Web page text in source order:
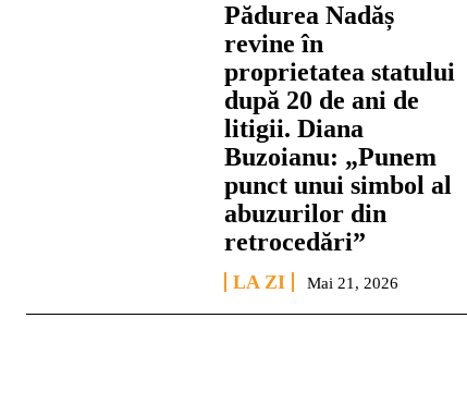
Pădurea Nadăș
revine în
proprietatea statului
după 20 de ani de
litigii. Diana
Buzoianu: „Punem
punct unui simbol al
abuzurilor din
retrocedări”
LA ZI Mai 21, 2026